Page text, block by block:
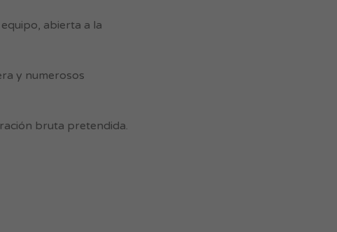
abierta a la
y numerosos
bruta pretendida.